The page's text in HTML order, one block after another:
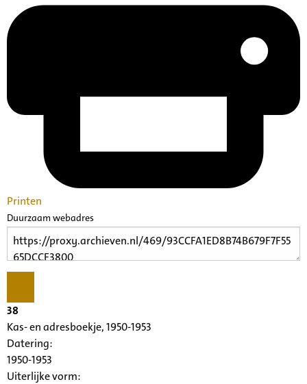
Printen
Duurzaam webadres
38
Kas- en adresboekje, 1950-1953
Datering:
1950-1953
Uiterlijke vorm: